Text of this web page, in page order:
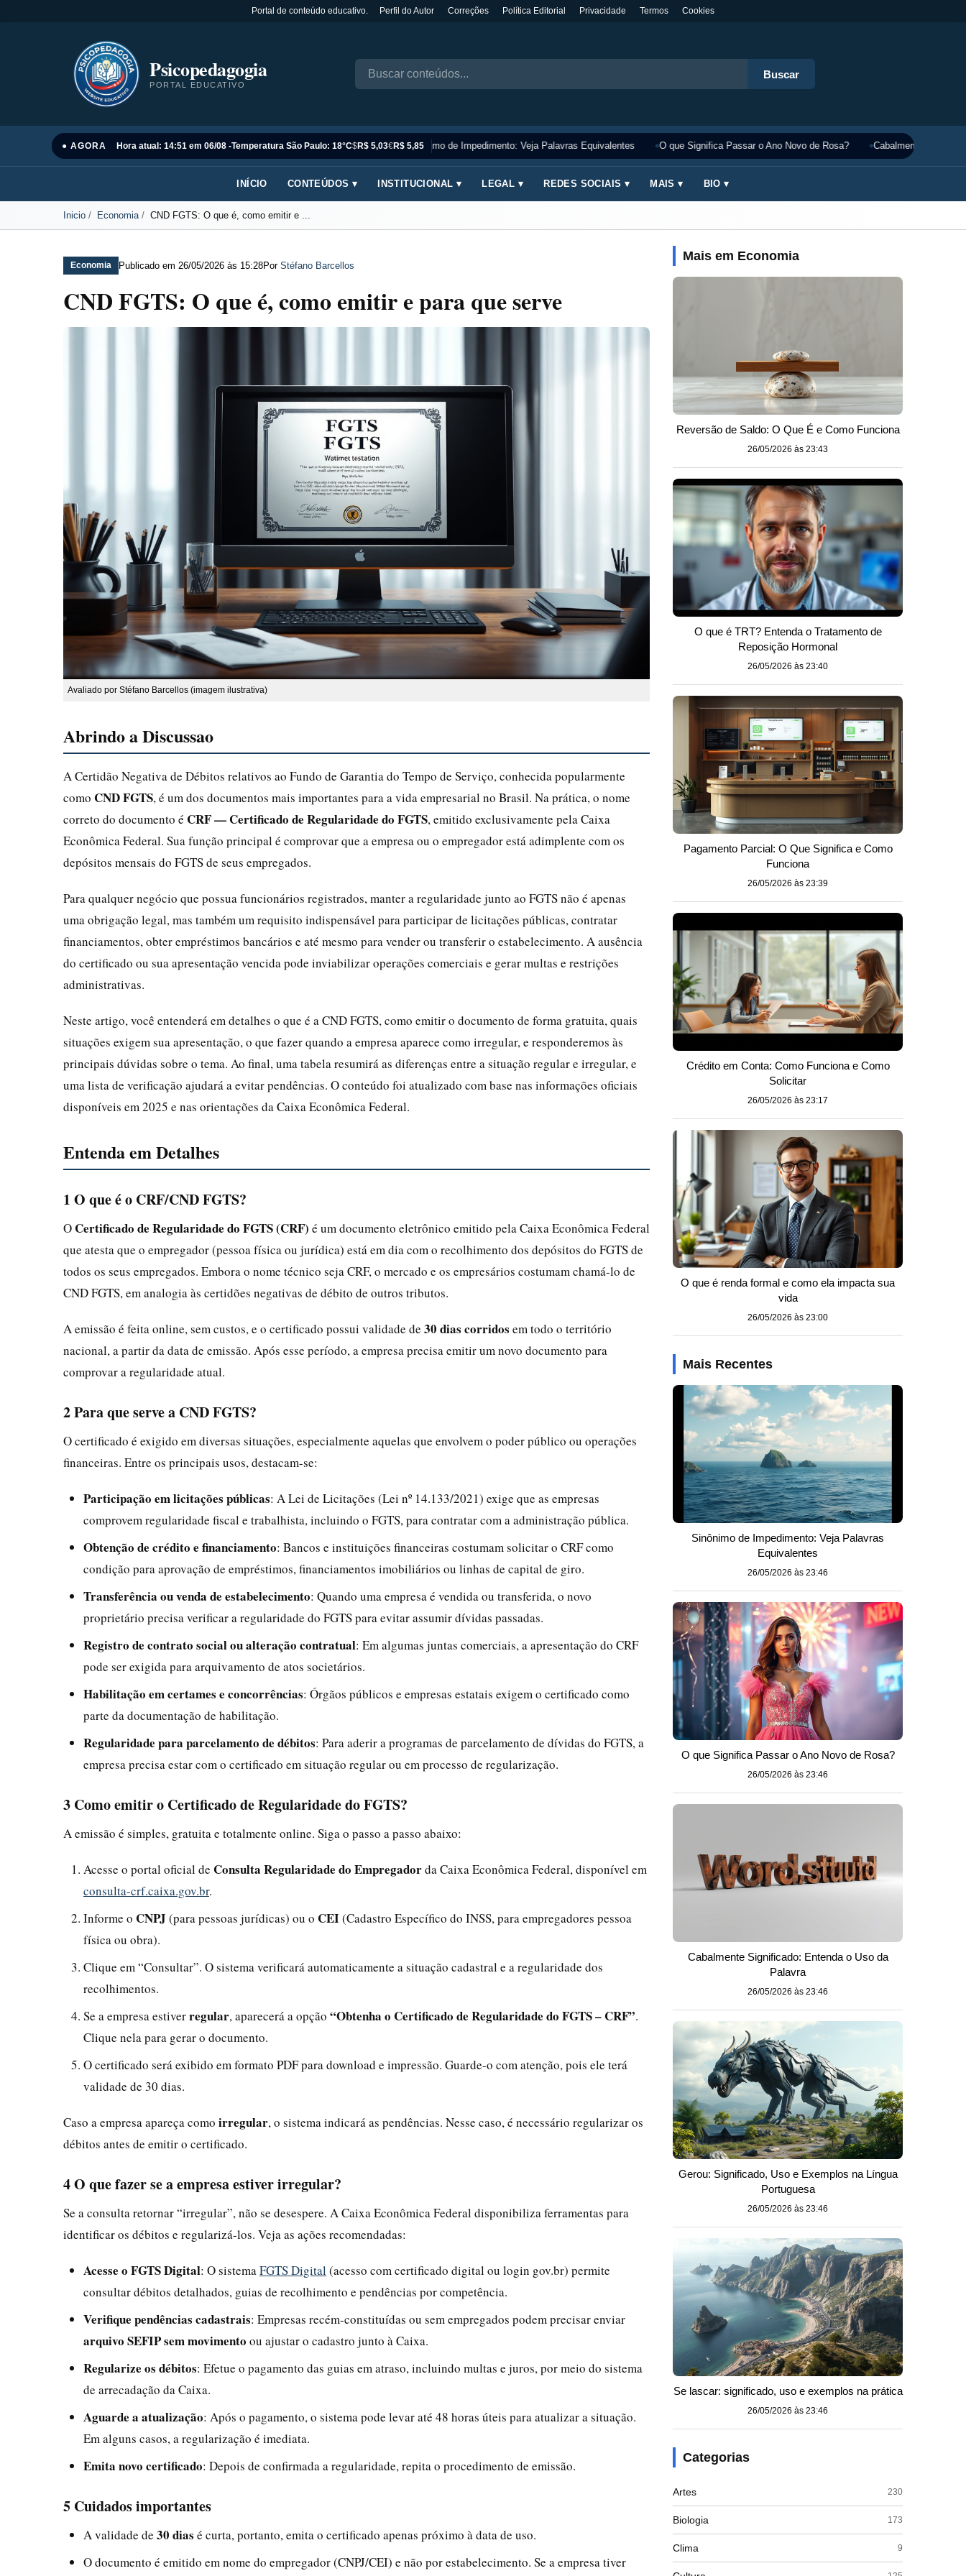
Portal de conteúdo educativo. Perfil do Autor Correções Política Editorial Privacidade Termos Cookies
Psicopedagogia
PORTAL EDUCATIVO
Buscar
● AGORA Hora atual: 14:51 em 06/08 -Temperatura São Paulo: 18°C$R$ 5,03€R$ 5,85
Sinônimo de Impedimento: Veja Palavras Equivalentes O que Significa Passar o Ano Novo de Rosa? Cabalmente
INÍCIO CONTEÚDOS ▾ INSTITUCIONAL ▾ LEGAL ▾ REDES SOCIAIS ▾ MAIS ▾ BIO ▾
Inicio Economia CND FGTS: O que é, como emitir e ...
Economia Publicado em 26/05/2026 às 15:28Por Stéfano Barcellos
CND FGTS: O que é, como emitir e para que serve
Avaliado por Stéfano Barcellos (imagem ilustrativa)
Abrindo a Discussao
A Certidão Negativa de Débitos relativos ao Fundo de Garantia do Tempo de Serviço, conhecida popularmente
como CND FGTS, é um dos documentos mais importantes para a vida empresarial no Brasil. Na prática, o nome
correto do documento é CRF — Certificado de Regularidade do FGTS, emitido exclusivamente pela Caixa
Econômica Federal. Sua função principal é comprovar que a empresa ou o empregador está adimplente com os
depósitos mensais do FGTS de seus empregados.
Para qualquer negócio que possua funcionários registrados, manter a regularidade junto ao FGTS não é apenas
uma obrigação legal, mas também um requisito indispensável para participar de licitações públicas, contratar
financiamentos, obter empréstimos bancários e até mesmo para vender ou transferir o estabelecimento. A ausência
do certificado ou sua apresentação vencida pode inviabilizar operações comerciais e gerar multas e restrições
administrativas.
Neste artigo, você entenderá em detalhes o que é a CND FGTS, como emitir o documento de forma gratuita, quais
situações exigem sua apresentação, o que fazer quando a empresa aparece como irregular, e responderemos às
principais dúvidas sobre o tema. Ao final, uma tabela resumirá as diferenças entre a situação regular e irregular, e
uma lista de verificação ajudará a evitar pendências. O conteúdo foi atualizado com base nas informações oficiais
disponíveis em 2025 e nas orientações da Caixa Econômica Federal.
Entenda em Detalhes
1 O que é o CRF/CND FGTS?
O Certificado de Regularidade do FGTS (CRF) é um documento eletrônico emitido pela Caixa Econômica Federal
que atesta que o empregador (pessoa física ou jurídica) está em dia com o recolhimento dos depósitos do FGTS de
todos os seus empregados. Embora o nome técnico seja CRF, o mercado e os empresários costumam chamá-lo de
CND FGTS, em analogia às certidões negativas de débito de outros tributos.
A emissão é feita online, sem custos, e o certificado possui validade de 30 dias corridos em todo o território
nacional, a partir da data de emissão. Após esse período, a empresa precisa emitir um novo documento para
comprovar a regularidade atual.
2 Para que serve a CND FGTS?
O certificado é exigido em diversas situações, especialmente aquelas que envolvem o poder público ou operações
financeiras. Entre os principais usos, destacam-se:
Participação em licitações públicas: A Lei de Licitações (Lei nº 14.133/2021) exige que as empresas
comprovem regularidade fiscal e trabalhista, incluindo o FGTS, para contratar com a administração pública.
Obtenção de crédito e financiamento: Bancos e instituições financeiras costumam solicitar o CRF como
condição para aprovação de empréstimos, financiamentos imobiliários ou linhas de capital de giro.
Transferência ou venda de estabelecimento: Quando uma empresa é vendida ou transferida, o novo
proprietário precisa verificar a regularidade do FGTS para evitar assumir dívidas passadas.
Registro de contrato social ou alteração contratual: Em algumas juntas comerciais, a apresentação do CRF
pode ser exigida para arquivamento de atos societários.
Habilitação em certames e concorrências: Órgãos públicos e empresas estatais exigem o certificado como
parte da documentação de habilitação.
Regularidade para parcelamento de débitos: Para aderir a programas de parcelamento de dívidas do FGTS, a
empresa precisa estar com o certificado em situação regular ou em processo de regularização.
3 Como emitir o Certificado de Regularidade do FGTS?
A emissão é simples, gratuita e totalmente online. Siga o passo a passo abaixo:
Acesse o portal oficial de Consulta Regularidade do Empregadorda Caixa Econômica Federal, disponível em
consulta-crf.caixa.gov.br.
Informe o CNPJ (para pessoas jurídicas) ou o CEI(Cadastro Específico do INSS, para empregadores pessoa
física ou obra).
Clique em “Consultar”. O sistema verificará automaticamente a situação cadastral e a regularidade dos
recolhimentos.
Se a empresa estiverregular, aparecerá a opção “Obtenha o Certificado de Regularidade do FGTS – CRF”.
Clique nela para gerar o documento.
O certificado será exibido em formato PDF para download e impressão. Guarde-o com atenção, pois ele terá
validade de 30 dias.
Caso a empresa apareça como irregular, o sistema indicará as pendências. Nesse caso, é necessário regularizar os
débitos antes de emitir o certificado.
4 O que fazer se a empresa estiver irregular?
Se a consulta retornar “irregular”, não se desespere. A Caixa Econômica Federal disponibiliza ferramentas para
identificar os débitos e regularizá-los. Veja as ações recomendadas:
Acesse o FGTS Digital: O sistema FGTS Digital (acesso com certificado digital ou login gov.br) permite
consultar débitos detalhados, guias de recolhimento e pendências por competência.
Verifique pendências cadastrais: Empresas recém-constituídas ou sem empregados podem precisar enviar
arquivo SEFIP sem movimento ou ajustar o cadastro junto à Caixa.
Regularize os débitos: Efetue o pagamento das guias em atraso, incluindo multas e juros, por meio do sistema
de arrecadação da Caixa.
Aguarde a atualização: Após o pagamento, o sistema pode levar até 48 horas úteis para atualizar a situação.
Em alguns casos, a regularização é imediata.
Emita novo certificado: Depois de confirmada a regularidade, repita o procedimento de emissão.
5 Cuidados importantes
A validade de 30 dias é curta, portanto, emita o certificado apenas próximo à data de uso.
O documento é emitido em nome do empregador (CNPJ/CEI) e não por estabelecimento. Se a empresa tiver
Mais em Economia
Reversão de Saldo: O Que É e Como Funciona
26/05/2026 às 23:43
O que é TRT? Entenda o Tratamento de
Reposição Hormonal
26/05/2026 às 23:40
Pagamento Parcial: O Que Significa e Como
Funciona
26/05/2026 às 23:39
Crédito em Conta: Como Funciona e Como
Solicitar
26/05/2026 às 23:17
O que é renda formal e como ela impacta sua
vida
26/05/2026 às 23:00
Mais Recentes
Sinônimo de Impedimento: Veja Palavras
Equivalentes
26/05/2026 às 23:46
O que Significa Passar o Ano Novo de Rosa?
26/05/2026 às 23:46
Cabalmente Significado: Entenda o Uso da
Palavra
26/05/2026 às 23:46
Gerou: Significado, Uso e Exemplos na Língua
Portuguesa
26/05/2026 às 23:46
Se lascar: significado, uso e exemplos na prática
26/05/2026 às 23:46
Categorias
Artes 230
Biologia 173
Clima 9